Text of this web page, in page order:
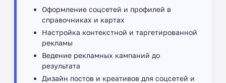
Оформление соцсетей и профилей в
справочниках и картах
Настройка контекстной и таргетированной
рекламы
Ведение рекламных кампаний до
результата
Дизайн постов и креативов для соцсетей и